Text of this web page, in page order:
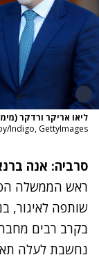
ליאו אריקר ורדקר
Indigo, GettyImages
סרביה: אנה
ראש הממשלה
שותפה לאיגור,
בקרב רבים
נחשבת לעלה